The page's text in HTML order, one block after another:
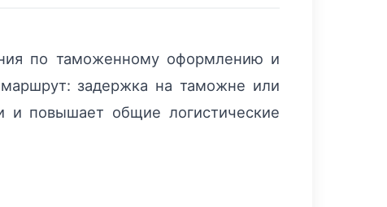
по таможенному оформлению и
задержка на таможне или
и повышает общие логистические